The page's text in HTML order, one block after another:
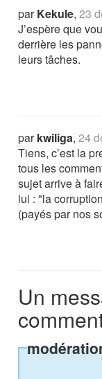
parKekule,23
J’espère que
derrière les
leurs tâches.
parkwiliga,24
Tiens, c’est la
tous les
sujet arrive à
lui : "la
(payés par nos
Un